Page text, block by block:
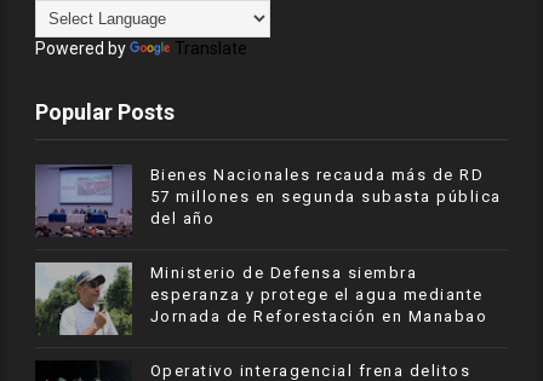
Powered by Translate
Popular Posts
Bienes Nacionales recauda más de RD
57 millones en segunda subasta pública
del año
Ministerio de Defensa siembra
esperanza y protege el agua mediante
Jornada de Reforestación en Manabao
Operativo interagencial frena delitos